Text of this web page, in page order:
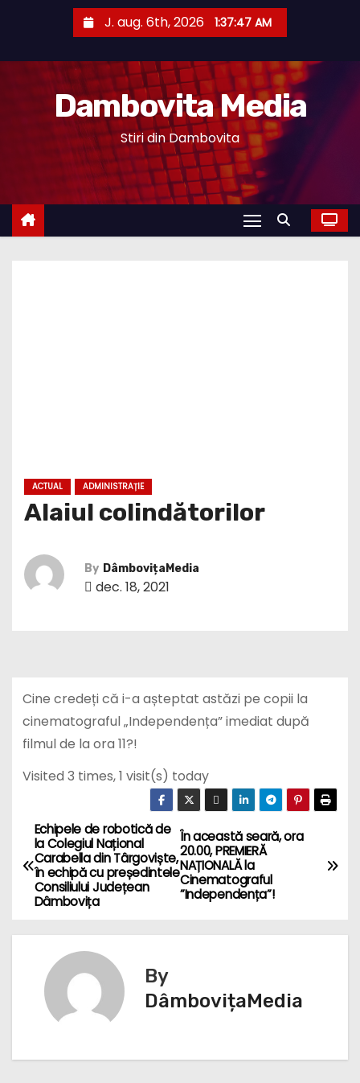
e
J. aug. 6th, 2026 1:37:47 AM
Dambovita Media
Stiri din Dambovita
ACTUAL ADMINISTRAȚIE
Alaiul colindătorilor
By DâmbovițaMedia
dec. 18, 2021
Cine credeți că i-a așteptat astăzi pe copii la
cinematograful „Independența” imediat după
filmul de la ora 11?!
Visited 3 times, 1 visit(s) today
N
a
v
i
În această seară, ora
20.00, PREMIERĂ
NAȚIONALĂ la
Cinematograful
”Independența”!
Echipele de robotică de
la Colegiul Național
Carabella din Târgoviște,
în echipă cu președintele
Consiliului Județean
Dâmbovița
By
DâmbovițaMedia